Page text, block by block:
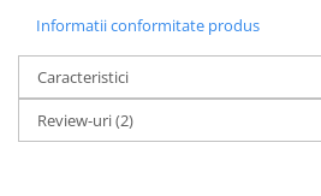
Informatii conformitate produs
Caracteristici
Review-uri(2)